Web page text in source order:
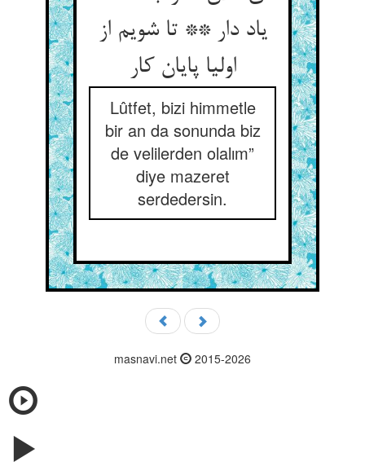
یاد دار ** تا شویم از
اولیا پایان کار
Lûtfet, bizi himmetle
bir an da sonunda biz
de velilerden olalım”
diye mazeret
serdedersin.
masnavi.net 2015-2026